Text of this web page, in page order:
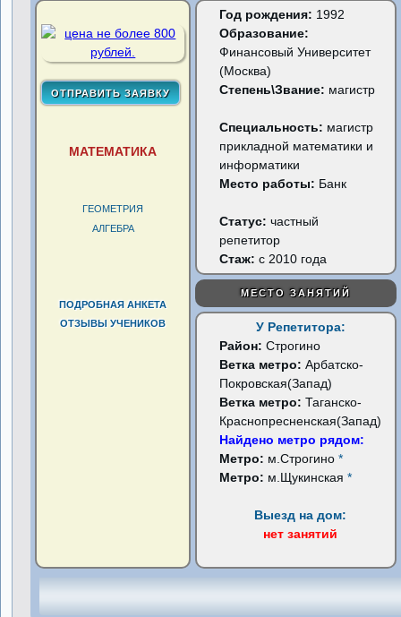
МАТЕМАТИКА
ГЕОМЕТРИЯ
АЛГЕБРА
ПОДРОБНАЯ АНКЕТА
ОТЗЫВЫ УЧЕНИКОВ
Год рождения: 1992
Образование:
Финансовый Университет
(Москва)
Степень\Звание: магистр
Специальность: магистр
прикладной математики и
информатики
Место работы: Банк
Статус:частный
репетитор
Стаж: с 2010 года
МЕСТО ЗАНЯТИЙ
У Репетитора:
Район:Строгино
Ветка метро:Арбатско-
Покровская(Запад)
Ветка метро:Таганско-
Краснопресненская(Запад)
Найдено метро рядом:
Метро: м.Строгино*
Метро: м.Щукинская*
Выезд на дом:
нет занятий